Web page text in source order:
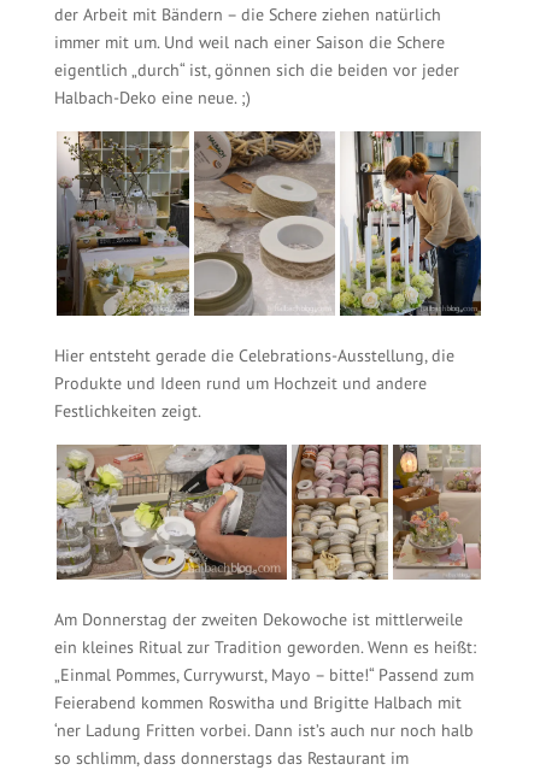
der Arbeit mit Bändern – die Schere ziehen natürlich
immer mit um. Und weil nach einer Saison die Schere
eigentlich „durch“ ist, gönnen sich die beiden vor jeder
Halbach-Deko eine neue. ;)
Hier entsteht gerade die Celebrations-Ausstellung, die
Produkte und Ideen rund um Hochzeit und andere
Festlichkeiten zeigt.
Am Donnerstag der zweiten Dekowoche ist mittlerweile
ein kleines Ritual zur Tradition geworden. Wenn es heißt:
„Einmal Pommes, Currywurst, Mayo – bitte!“ Passend zum
Feierabend kommen Roswitha und Brigitte Halbach mit
‘ner Ladung Fritten vorbei. Dann ist’s auch nur noch halb
so schlimm, dass donnerstags das Restaurant im